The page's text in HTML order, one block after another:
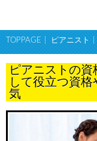
TOPPAGE ピアニスト
ピアニストの資
して役立つ資
気